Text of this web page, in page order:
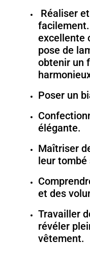
Réaliser
excellente
pose de
obtenir un
Poser un
élégante.
Maîtriser
leur tombé
et des
Travailler
révéler
vêtement.